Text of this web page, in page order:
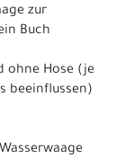
zur
Buch
ohne Hose (je
beeinflussen)